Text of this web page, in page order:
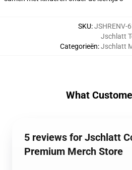
SKU:JSHRENV-
Categorieën:
Jschlatt
Jschlatt
What
5 reviews for Jschlatt
Premium Merch Store